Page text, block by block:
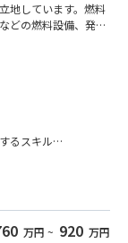
地しています。燃料
どの燃料設備、発電
。また、海を埋め
震や台風に備えた
アは、海に地中に自
エンジニアの大きな
土木設備に係る本
販）
るスキル
万円 ~ 920 万円